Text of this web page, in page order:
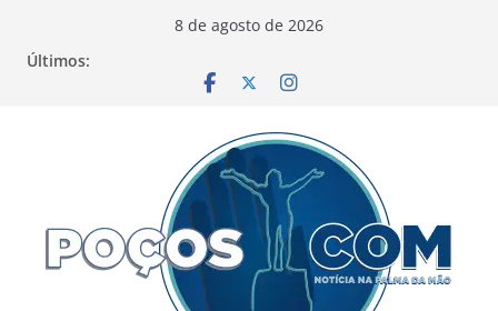
8 de agosto de 2026
Últimos: